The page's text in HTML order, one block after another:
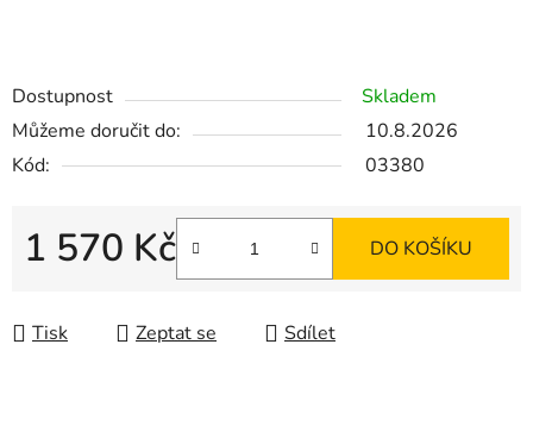
Dostupnost
Skladem
Můžeme doručit do:
10.8.2026
Kód:
03380
1 570 Kč DO KOŠÍKU
Tisk Zeptat se Sdílet